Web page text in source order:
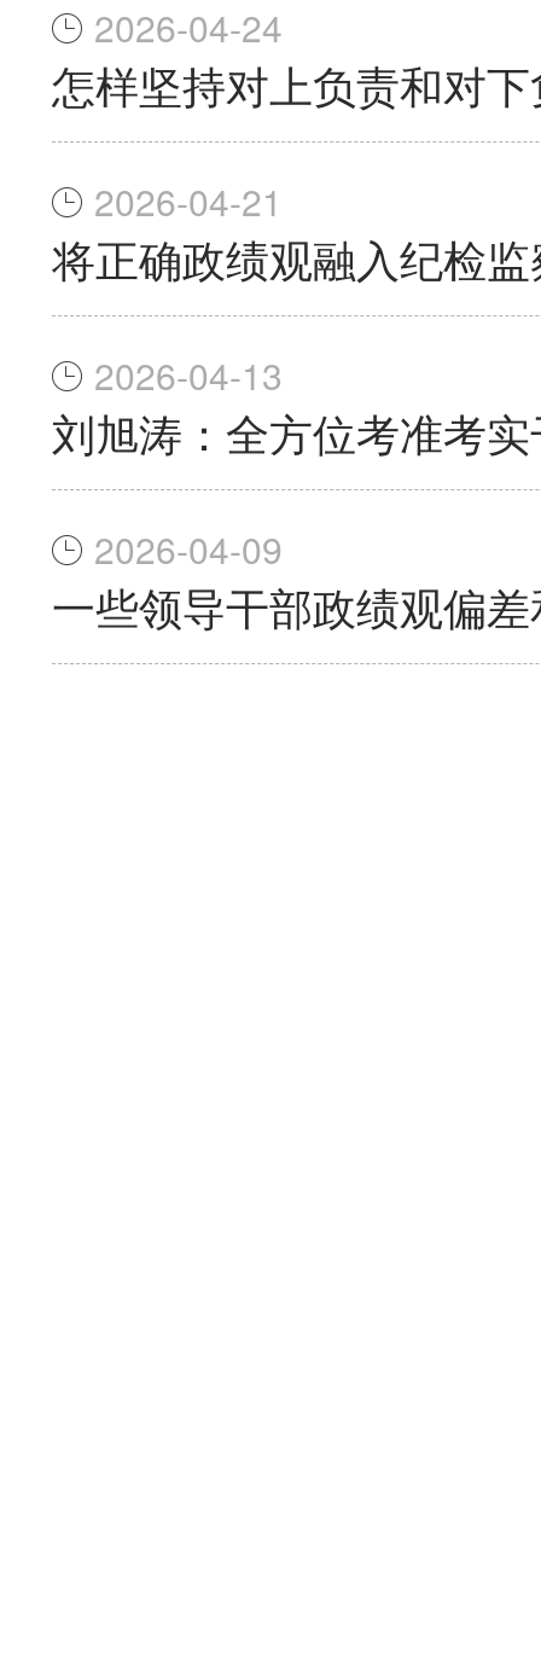
2026-04-24
怎样坚持对上负责和对
2026-04-21
将正确政绩观融入纪检
2026-04-13
刘旭涛：全方位考准考
2026-04-09
一些领导干部政绩观偏